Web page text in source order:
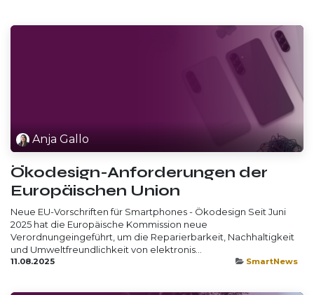
Anja Gallo
Ökodesign-Anforderungen der
Europäischen Union
Neue EU-Vorschriften für Smartphones - Ökodesign Seit Juni
2025 hat die Europäische Kommission neue
Verordnungeingeführt, um die Reparierbarkeit, Nachhaltigkeit
und Umweltfreundlichkeit von elektronis...
11.08.2025 SmartNews